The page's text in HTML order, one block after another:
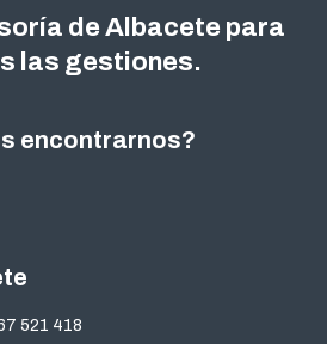
521 418
encontrarnos?
de Albacete para
las gestiones.